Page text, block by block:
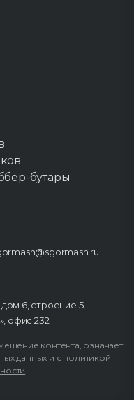
бутары
6, строение 5,
офис 232
контента, означает
данных и с политикой